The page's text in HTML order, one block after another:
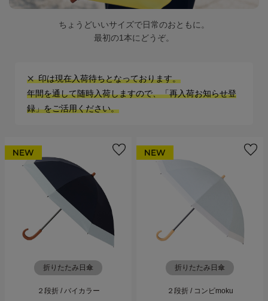
修理プログラム
商品の違い
お客様の声
ご注文方法
お届けについて
お支払いについて
交換・返品
修理 ・保証
ちょうどいいサイズで日常のおともに。
最初の1本にどうぞ。
× 印は現在入荷待ちとなっております。
年間を通して随時入荷しますので、「再入荷お知らせ登
録」をご活用ください。
折りたたみ日傘
２段折 / バイカラー
折りたたみ日傘
２段折 / コンビmoku